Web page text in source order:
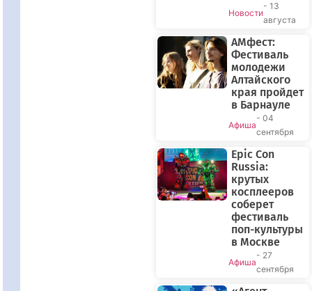
Новости
- 13
августа
АМфест:
Фестиваль
молодежи
Алтайского
края пройдет
в Барнауле
Афиша
- 04
сентября
Epic Con
Russia:
крутых
косплееров
соберет
фестиваль
поп-культуры
в Москве
Афиша
- 27
сентября